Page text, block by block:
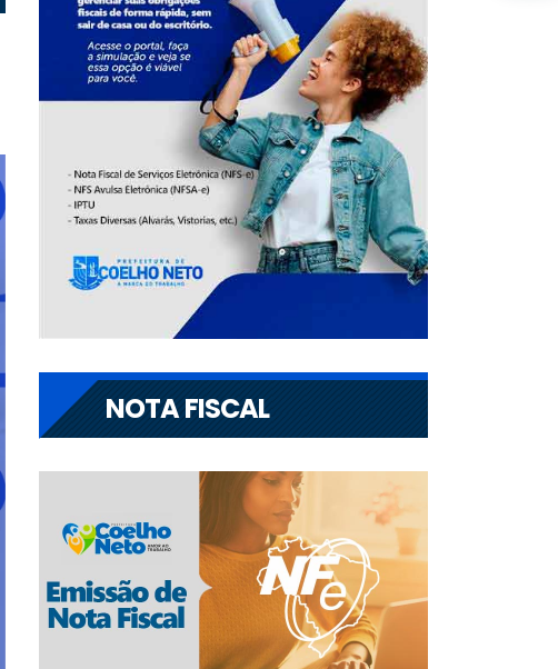
NOTA FISCAL